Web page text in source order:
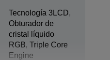
Tecnología 3LCD,
Obturador de
cristal líquido
RGB, Triple Core
Engine